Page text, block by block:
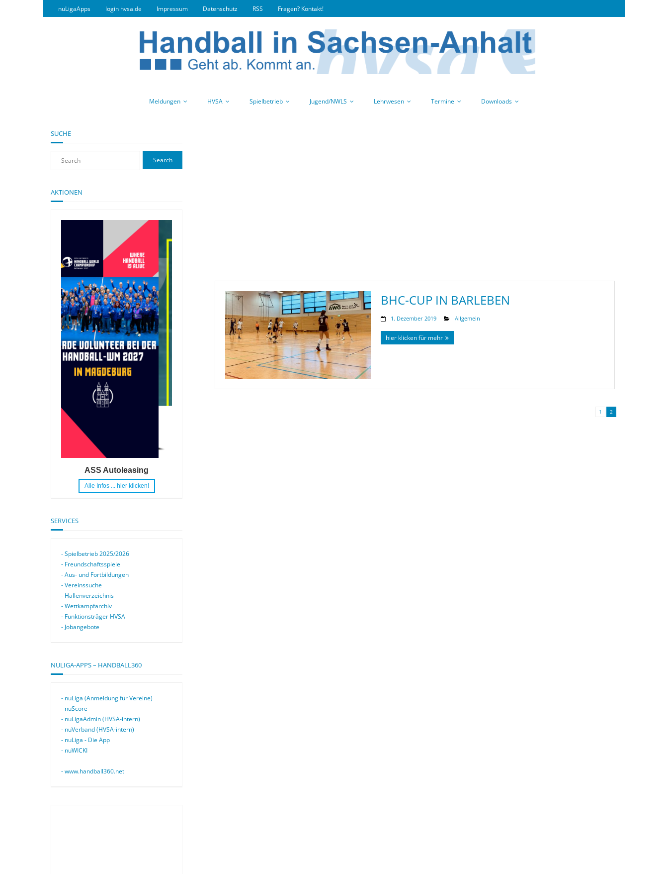
nuLigaApps login hvsa.de Impressum Datenschutz RSS Fragen? Kontakt!
Meldungen HVSA Spielbetrieb Jugend/NWLS Lehrwesen Termine Downloads
BHC-CUP IN BARLEBEN
1. Dezember 2019 Allgemein
hier klicken für mehr
1 2
SUCHE
AKTIONEN
ASS Autoleasing
Alle Infos ... hier klicken!
SERVICES
- Spielbetrieb 2025/2026
- Freundschaftsspiele
- Aus- und Fortbildungen
- Vereinssuche
- Hallenverzeichnis
- Wettkampfarchiv
- Funktionsträger HVSA
- Jobangebote
NULIGA-APPS – HANDBALL360
- nuLiga (Anmeldung für Vereine)
- nuScore
- nuLigaAdmin (HVSA-intern)
- nuVerband (HVSA-intern)
- nuLiga - Die App
- nuWICKI
- www.handball360.net